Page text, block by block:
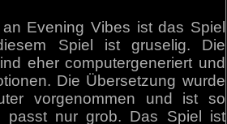
Evening Vibes ist das Spiel
Spiel ist gruselig. Die
eher computergeneriert und
Die Übersetzung wurde
vorgenommen und ist so
passt nur grob. Das Spiel ist